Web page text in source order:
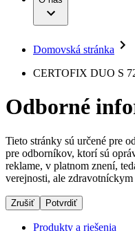
Liečba
Onkológia
Ortopédia
Spinálna
Terapie
Ochorenia
Služby pre pacientov
Vaša príležitosť
Médiá
Tlačové
Kontakt
Spoločnosť
Zodpovednosť
Médiá
Domovská stránka
CERTOFIX DUO S
Odborné
Tieto stránky sú určené pre
pre odborníkov, ktorí sú
reklame, v platnom znení,
verejnosti, ale
Zrušiť Potvrdiť
Produkty a riešenia